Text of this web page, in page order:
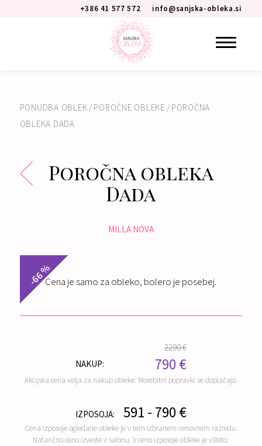
info@sanjska-obleka.si
+386 41 577 572
PONUDBA OBLEK / POROČNE OBLEKE / POROČNA
OBLEKA DADA
Poročna obleka
Dada
MILLA NOVA
-66 %Cena je samo za obleko, bolero je posebej.
2290 €
NAKUP:
790 €
Akcijska cena velja za nakup obleke. Morebitni popravki se doplačajo.
IZPOSOJA: 591 - 790 €
Cena izposoje ogledane obleke je v tem izbranem cenovnem razredu.
Natančno ceno izveste v salonu. V ceno izposoje obleke je všteto: